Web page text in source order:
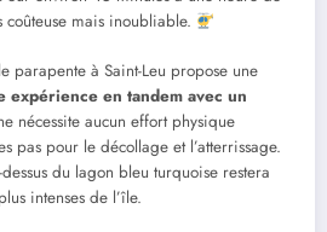
coûteuse mais inoubliable.
parapente à Saint-Leu propose une
expérience en tandem avec un
nécessite aucun effort physique
pas pour le décollage et l’atterrissage.
du lagon bleu turquoise restera
intenses de l’île.